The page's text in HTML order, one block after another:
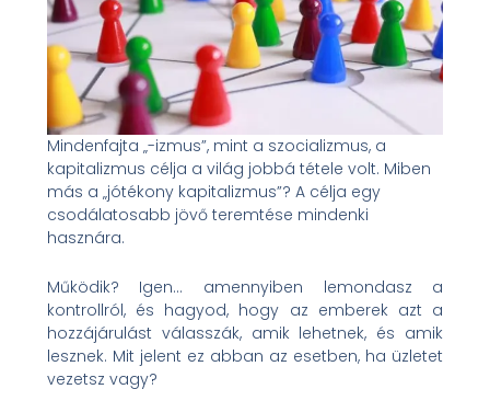
Mindenfajta „-izmus”, mint a szocializmus, a
kapitalizmus célja a világ jobbá tétele volt. Miben
más a „jótékony kapitalizmus”? A célja egy
csodálatosabb jövő teremtése mindenki
hasznára.
Működik? Igen… amennyiben lemondasz a
kontrollról, és hagyod, hogy az emberek azt a
hozzájárulást válasszák, amik lehetnek, és amik
lesznek. Mit jelent ez abban az esetben, ha üzletet
vezetsz vagy?